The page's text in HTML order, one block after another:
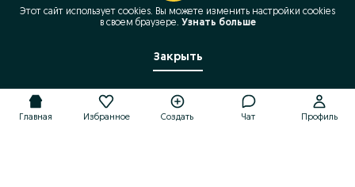
Главная Избранное Создать Чат Профиль
Этот сайт использует cookies. Вы можете изменить настройки cookies
в своeм браузере. Узнать больше
Закрыть